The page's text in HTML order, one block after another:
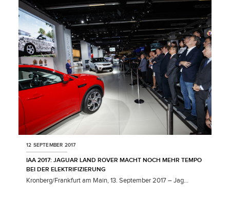
LINKEDIN
SHARE
12 SEPTEMBER 2017
IAA 2017: JAGUAR LAND ROVER MACHT NOCH MEHR TEMPO
BEI DER ELEKTRIFIZIERUNG
Kronberg/Frankfurt am Main, 13. September 2017 – Jag...